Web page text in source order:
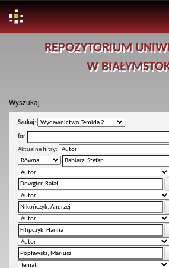
REPOZYTORIUM
W
Wyszukaj
Szukaj:
for
Aktualne filtry: